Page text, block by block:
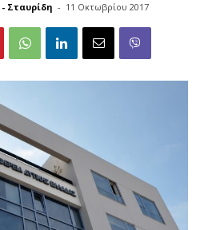
Σταυρίδη - 11 Οκτωβρίου 2017